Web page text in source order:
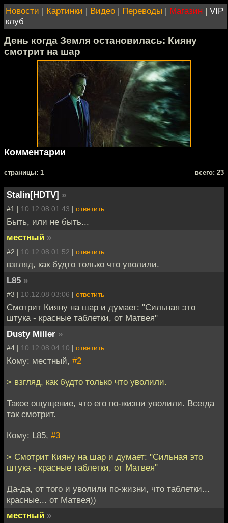
Новости | Картинки | Видео | Переводы | Магазин | VIP
клуб
День когда Земля остановилась: Кияну
смотрит на шар
Комментарии
cтраницы: 1 всего: 23
Stalin[HDTV] »
#1 | 10.12.08 01:43 | ответить
Быть, или не быть...
местный »
#2 | 10.12.08 01:52 | ответить
взгляд, как будто только что уволили.
L85 »
#3 | 10.12.08 03:06 | ответить
Смотрит Кияну на шар и думает: "Сильная это
штука - красные таблетки, от Матвея"
Dusty Miller »
#4 | 10.12.08 04:10 | ответить
Кому: местный, #2
> взгляд, как будто только что уволили.
Такое ощущение, что его по-жизни уволили. Всегда
так смотрит.
Кому: L85, #3
> Смотрит Кияну на шар и думает: "Сильная это
штука - красные таблетки, от Матвея"
Да-да, от того и уволили по-жизни, что таблетки...
красные... от Матвея))
местный »